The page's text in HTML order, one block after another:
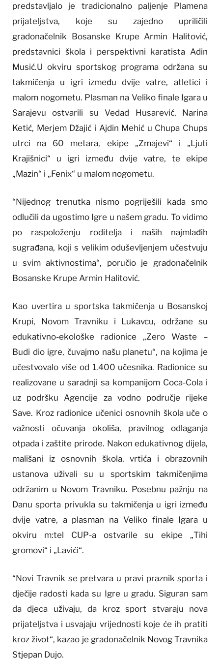
predstavljalo je tradicionalno paljenje Plamena
prijateljstva, koje su zajedno upriličili
gradonačelnik Bosanske Krupe Armin Halitović,
predstavnici škola i perspektivni karatista Adin
Musić.U okviru sportskog programa održana su
takmičenja u igri između dvije vatre, atletici i
malom nogometu. Plasman na Veliko finale Igara u
Sarajevu ostvarili su Vedad Husarević, Narina
Ketić, Merjem Džajić i Ajdin Mehić u Chupa Chups
utrci na 60 metara, ekipe „Zmajevi“ i „Ljuti
Krajišnici“ u igri između dvije vatre, te ekipe
„Mazin“ i „Fenix“ u malom nogometu.
“Nijednog trenutka nismo pogriješili kada smo
odlučili da ugostimo Igre u našem gradu. To vidimo
po raspoloženju roditelja i naših najmlađih
sugrađana, koji s velikim oduševljenjem učestvuju
u svim aktivnostima“, poručio je gradonačelnik
Bosanske Krupe Armin Halitović.
Kao uvertira u sportska takmičenja u Bosanskoj
Krupi, Novom Travniku i Lukavcu, održane su
edukativno-ekološke radionice „Zero Waste –
Budi dio igre, čuvajmo našu planetu“, na kojima je
učestvovalo više od 1.400 učesnika. Radionice su
realizovane u saradnji sa kompanijom Coca-Cola i
uz podršku Agencije za vodno područje rijeke
Save. Kroz radionice učenici osnovnih škola uče o
važnosti očuvanja okoliša, pravilnog odlaganja
otpada i zaštite prirode. Nakon edukativnog dijela,
mališani iz osnovnih škola, vrtića i obrazovnih
ustanova uživali su u sportskim takmičenjima
održanim u Novom Travniku. Posebnu pažnju na
Danu sporta privukla su takmičenja u igri između
dvije vatre, a plasman na Veliko finale Igara u
okviru m:tel CUP-a ostvarile su ekipe „Tihi
gromovi“ i „Lavići“.
“Novi Travnik se pretvara u pravi praznik sporta i
dječije radosti kada su Igre u gradu. Siguran sam
da djeca uživaju, da kroz sport stvaraju nova
prijateljstva i usvajaju vrijednosti koje će ih pratiti
kroz život“, kazao je gradonačelnik Novog Travnika
Stjepan Dujo.